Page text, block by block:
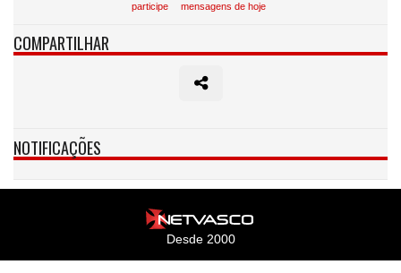
participe mensagens de hoje
COMPARTILHAR
NOTIFICAÇÕES
Desde 2000